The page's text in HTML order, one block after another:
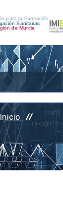
Inicio